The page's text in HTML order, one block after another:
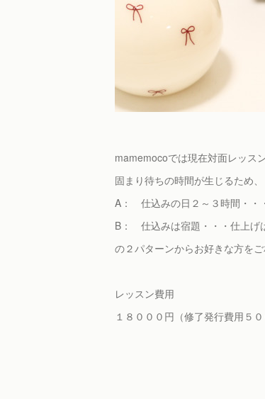
mamemocoでは現在対面レッス
固まり待ちの時間が生じるため、
A： 仕込みの日２～３時間・・
B： 仕込みは宿題・・・仕上げ
の２パターンからお好きな方を
レッスン費用
１８０００円（修了発行費用５０